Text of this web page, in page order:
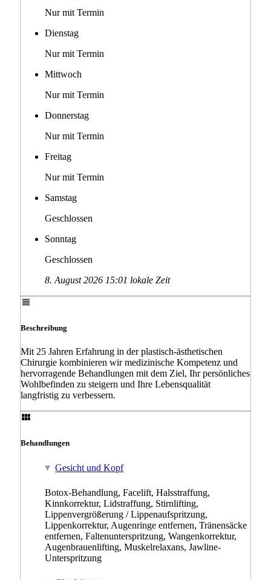
Nur mit Termin
Dienstag
Nur mit Termin
Mittwoch
Nur mit Termin
Donnerstag
Nur mit Termin
Freitag
Nur mit Termin
Samstag
Geschlossen
Sonntag
Geschlossen
8. August 2026 15:01 lokale Zeit
Beschreibung
Mit 25 Jahren Erfahrung in der plastisch-ästhetischen
Chirurgie kombinieren wir medizinische Kompetenz und
hervor­ragende Behandlungen mit dem Ziel, Ihr persönliches
Wohlbefinden zu steigern und Ihre Lebensqualität
langfristig zu verbessern.
Behandlungen
Gesicht und Kopf
Botox-Behandlung, Facelift, Halsstraffung,
Kinnkorrektur, Lidstraffung, Stirnlifting,
Lippenvergrößerung / Lippenaufspritzung,
Lippenkorrektur, Augenringe entfernen, Tränensäcke
entfernen, Faltenunterspritzung, Wangenkorrektur,
Augenbrauenlifting, Muskelrelaxans, Jawline-
Unterspritzung